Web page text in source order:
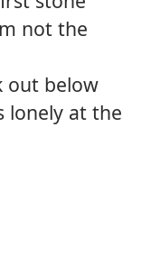
not the
out below
lonely at the